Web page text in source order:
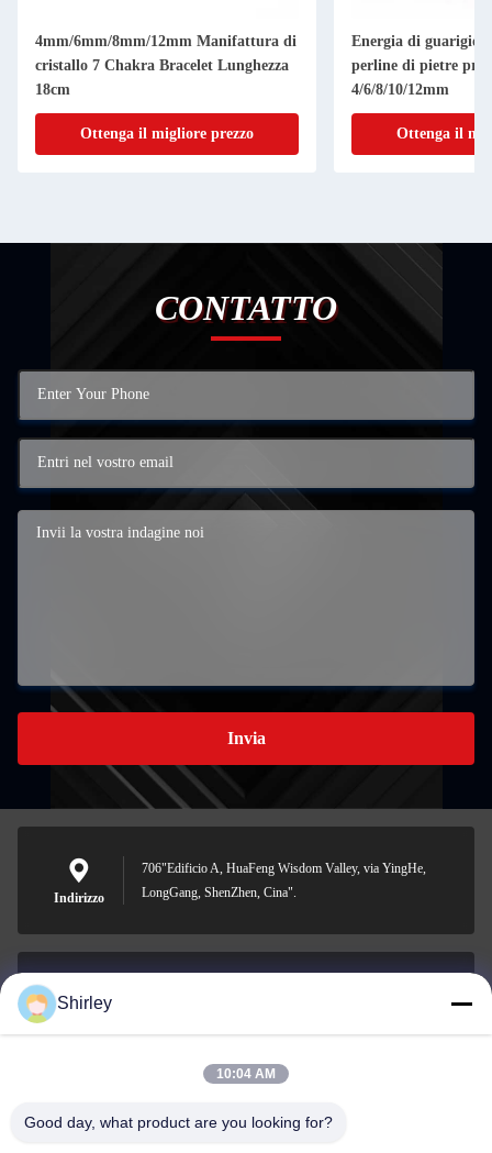
4mm/6mm/8mm/12mm Manifattura di
cristallo 7 Chakra Bracelet Lunghezza
18cm
Ottenga il migliore prezzo
Energia di
perline di pietre
4/6/8/10/12mm
Ottenga il
CONTATTO
Invia
Indirizzo
706"Edificio A, HuaFeng Wisdom Valley, via YingHe,
LongGang, ShenZhen, Cina".
0086-18148506772
Shirley
10:04 AM
Good day, what product are you looking for?